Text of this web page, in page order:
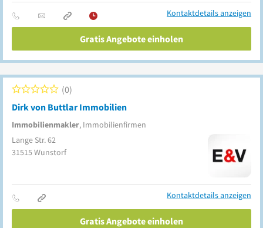
Kontaktdetails anzeigen
Gratis Angebote einholen
Dirk von Buttlar Immobilien
Immobilienmakler, Immobilienfirmen
0
Lange Str. 62
31515Wunstorf
Kontaktdetails anzeigen
Gratis Angebote einholen